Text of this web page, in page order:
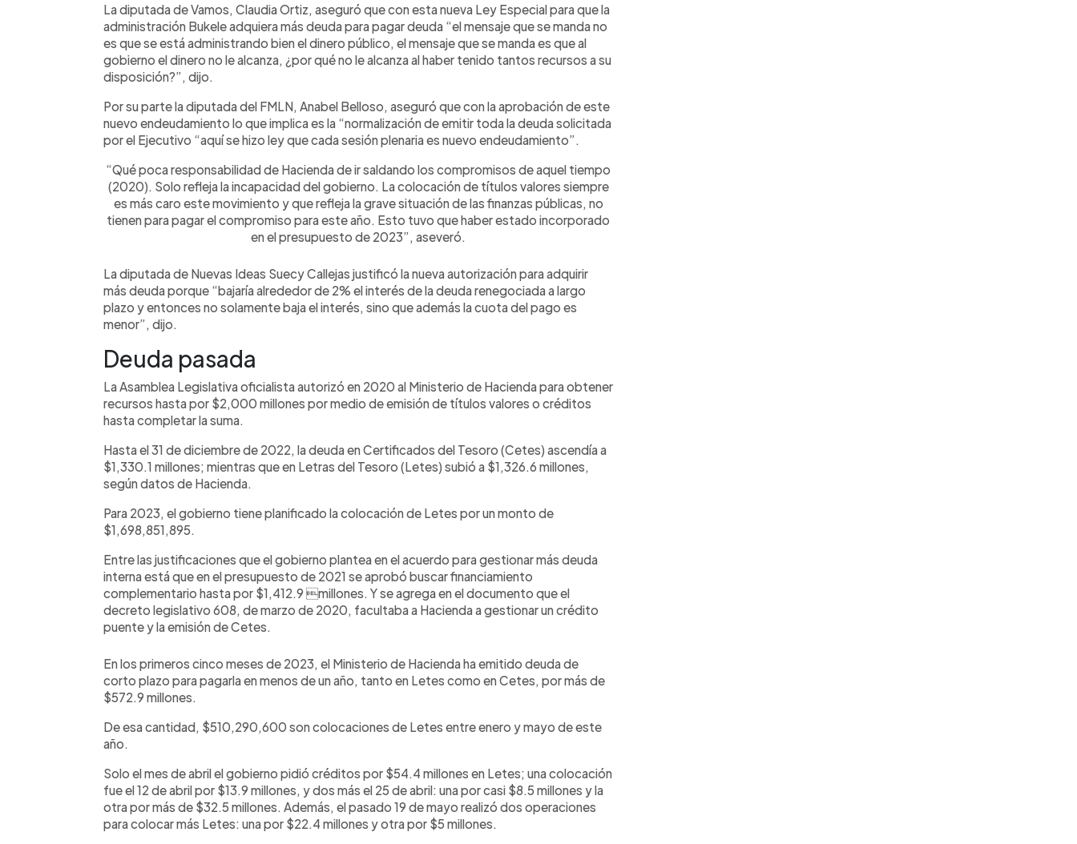
La diputada de Vamos, Claudia Ortiz, aseguró que con esta nueva Ley Especial para que la
administración Bukele adquiera más deuda para pagar deuda “el mensaje que se manda no
es que se está administrando bien el dinero público, el mensaje que se manda es que al
gobierno el dinero no le alcanza, ¿por qué no le alcanza al haber tenido tantos recursos a su
disposición?”, dijo.
Por su parte la diputada del FMLN, Anabel Belloso, aseguró que con la aprobación de este
nuevo endeudamiento lo que implica es la “normalización de emitir toda la deuda solicitada
por el Ejecutivo “aquí se hizo ley que cada sesión plenaria es nuevo endeudamiento”.
“Qué poca responsabilidad de Hacienda de ir saldando los compromisos de aquel tiempo
(2020). Solo refleja la incapacidad del gobierno. La colocación de títulos valores siempre
es más caro este movimiento y que refleja la grave situación de las finanzas públicas, no
tienen para pagar el compromiso para este año. Esto tuvo que haber estado incorporado
en el presupuesto de 2023”, aseveró.
La diputada de Nuevas Ideas Suecy Callejas justificó la nueva autorización para adquirir
más deuda porque “bajaría alrededor de 2% el interés de la deuda renegociada a largo
plazo y entonces no solamente baja el interés, sino que además la cuota del pago es
menor”, dijo.
Deuda pasada
La Asamblea Legislativa oficialista autorizó en 2020 al Ministerio de Hacienda para obtener
recursos hasta por $2,000 millones por medio de emisión de títulos valores o créditos
hasta completar la suma.
Hasta el 31 de diciembre de 2022, la deuda en Certificados del Tesoro (Cetes) ascendía a
$1,330.1 millones; mientras que en Letras del Tesoro (Letes) subió a $1,326.6 millones,
según datos de Hacienda.
Para 2023, el gobierno tiene planificado la colocación de Letes por un monto de
$1,698,851,895.
Entre las justificaciones que el gobierno plantea en el acuerdo para gestionar más deuda
interna está que en el presupuesto de 2021 se aprobó buscar financiamiento
complementario hasta por $1,412.9 millones. Y se agrega en el documento que el
decreto legislativo 608, de marzo de 2020, facultaba a Hacienda a gestionar un crédito
puente y la emisión de Cetes.
En los primeros cinco meses de 2023, el Ministerio de Hacienda ha emitido deuda de
corto plazo para pagarla en menos de un año, tanto en Letes como en Cetes, por más de
$572.9 millones.
De esa cantidad, $510,290,600 son colocaciones de Letes entre enero y mayo de este
año.
Solo el mes de abril el gobierno pidió créditos por $54.4 millones en Letes; una colocación
fue el 12 de abril por $13.9 millones, y dos más el 25 de abril: una por casi $8.5 millones y la
otra por más de $32.5 millones. Además, el pasado 19 de mayo realizó dos operaciones
para colocar más Letes: una por $22.4 millones y otra por $5 millones.